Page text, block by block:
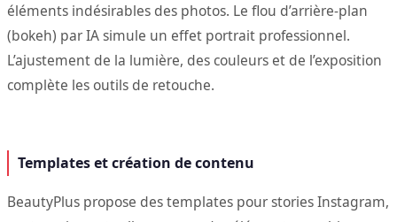
éléments indésirables des photos. Le flou d’arrière-plan
(bokeh) par IA simule un effet portrait professionnel.
L’ajustement de la lumière, des couleurs et de l’exposition
complète les outils de retouche.
Templates et création de contenu
BeautyPlus propose des templates pour stories Instagram,